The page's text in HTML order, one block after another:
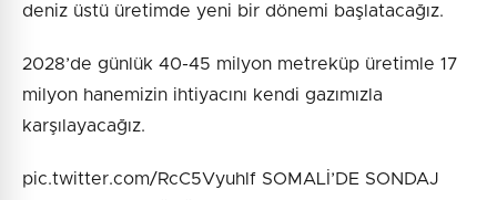
deniz üstü üretimde yeni bir dönemi başlatacağız.
2028’de günlük 40-45 milyon metreküp üretimle 17
milyon hanemizin ihtiyacını kendi gazımızla
karşılayacağız.
pic.twitter.com/RcC5Vyuhlf SOMALİ’DE SONDAJ